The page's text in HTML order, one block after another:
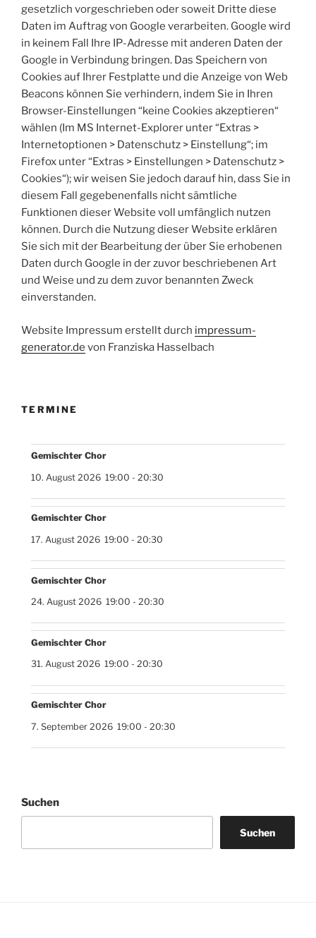
gesetzlich vorgeschrieben oder soweit Dritte diese
Daten im Auftrag von Google verarbeiten. Google wird
in keinem Fall Ihre IP-Adresse mit anderen Daten der
Google in Verbindung bringen. Das Speichern von
Cookies auf Ihrer Festplatte und die Anzeige von Web
Beacons können Sie verhindern, indem Sie in Ihren
Browser-Einstellungen “keine Cookies akzeptieren“
wählen (Im MS Internet-Explorer unter “Extras >
Internetoptionen > Datenschutz > Einstellung“; im
Firefox unter “Extras > Einstellungen > Datenschutz >
Cookies“); wir weisen Sie jedoch darauf hin, dass Sie in
diesem Fall gegebenenfalls nicht sämtliche
Funktionen dieser Website voll umfänglich nutzen
können. Durch die Nutzung dieser Website erklären
Sie sich mit der Bearbeitung der über Sie erhobenen
Daten durch Google in der zuvor beschriebenen Art
und Weise und zu dem zuvor benannten Zweck
einverstanden.
Website Impressum erstellt durch impressum-
generator.de von Franziska Hasselbach
TERMINE
Gemischter Chor
10. August 2026 19:00 - 20:30
Gemischter Chor
17. August 2026 19:00 - 20:30
Gemischter Chor
24. August 2026 19:00 - 20:30
Gemischter Chor
31. August 2026 19:00 - 20:30
Gemischter Chor
7. September 2026 19:00 - 20:30
Suchen
Suchen